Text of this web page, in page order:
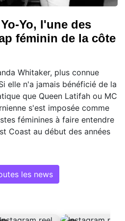
Yo, l'une des
féminin de la côte
Whitaker, plus connue
elle n'a jamais bénéficié de la
que Queen Latifah ou MC
s'est imposée comme
féminines à faire entendre
Coast au début des années
les news